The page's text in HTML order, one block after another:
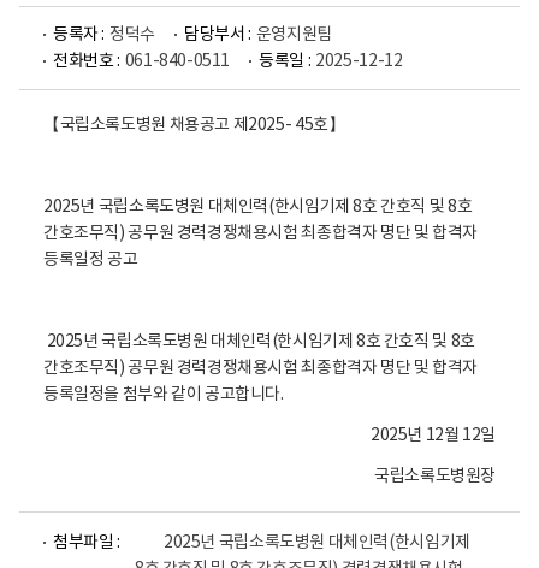
등록자 : 정덕수 담당부서 : 운영지원팀
전화번호 : 061-840-0511 등록일 : 2025-12-12
【국립소록도병원 채용공고 제2025- 45호】
2025년 국립소록도병원 대체인력(한시임기제 8호 간호직 및 8호
간호조무직) 공무원 경력경쟁채용시험 최종합격자 명단 및 합격자
등록일정 공고
2025년 국립소록도병원 대체인력(한시임기제 8호 간호직 및 8호
간호조무직) 공무원 경력경쟁채용시험 최종합격자 명단 및 합격자
등록일정을 첨부와 같이 공고합니다.
2025년 12월 12일
국립소록도병원장
첨부파일 :
2025년 국립소록도병원 대체인력(한시임기제